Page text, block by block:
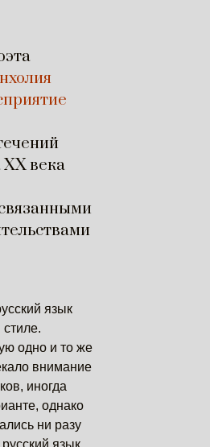
века
язык
одно и то же
внимание
иногда
однако
ни разу
язык.